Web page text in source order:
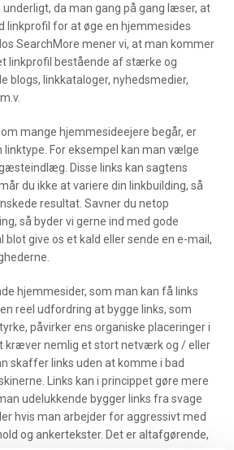
underligt, da man gang på gang læser, at
linkprofil for at øge en hjemmesides
SearchMore mener vi, at man kommer
linkprofil bestående af stærke og
blogs, linkkataloger, nyhedsmedier,
mange hjemmesideejere begår, er
linktype. For eksempel kan man vælge
Disse links kan sagtens
du ikke at variere din linkbuilding, så
resultat. Savner du netop
så byder vi gerne ind med gode
blot give os et kald eller sende en e-mail,
hjemmesider, som man kan få links
reel udfordring at bygge links, som
påvirker ens organiske placeringer i
kræver nemlig et stort netværk og / eller
skaffer links uden at komme i bad
Links kan i princippet gøre mere
udelukkende bygger links fra svage
hvis man arbejder for aggressivt med
og ankertekster. Det er altafgørende,